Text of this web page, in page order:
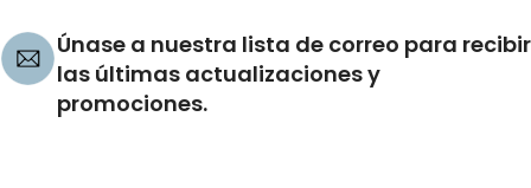
Únase a nuestra lista de correo para recibir
las últimas actualizaciones y
promociones.